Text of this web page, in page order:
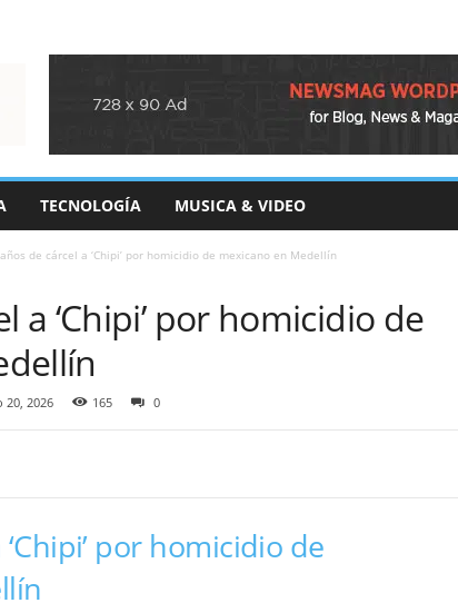
TECNOLOGÍA MUSICA & VIDEO
de cárcel a ‘Chipi’ por homicidio de mexicano en Medellín
a ‘Chipi’ por homicidio de
20, 2026 165 0
por homicidio de